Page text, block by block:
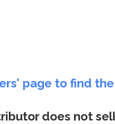
page to find
does not sell